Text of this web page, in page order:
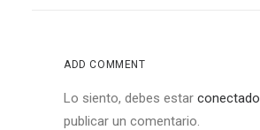
ADD COMMENT
Lo siento, debes estar conectado
publicar un comentario.